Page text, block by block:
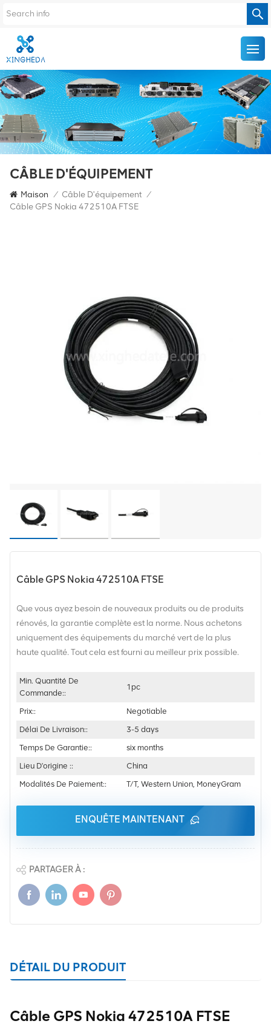
CÂBLE D'ÉQUIPEMENT
Maison / Câble D'équipement /
Câble GPS Nokia 472510A FTSE
Câble GPS Nokia 472510A FTSE
Que vous ayez besoin de nouveaux produits ou de produits
rénovés, la garantie complète est la norme. Nous achetons
uniquement des équipements du marché vert de la plus
haute qualité. Tout cela est fourni au meilleur prix possible.
Min. Quantité De
Commande::
1pc
Prix::
Negotiable
Délai De Livraison::
3-5 days
Temps De Garantie::
six months
Lieu D'origine ::
China
Modalités De Paiement::
T/T, Western Union, MoneyGram
ENQUÊTE MAINTENANT
PARTAGER À :
DÉTAIL DU PRODUIT
Câble GPS Nokia 472510A FTSE